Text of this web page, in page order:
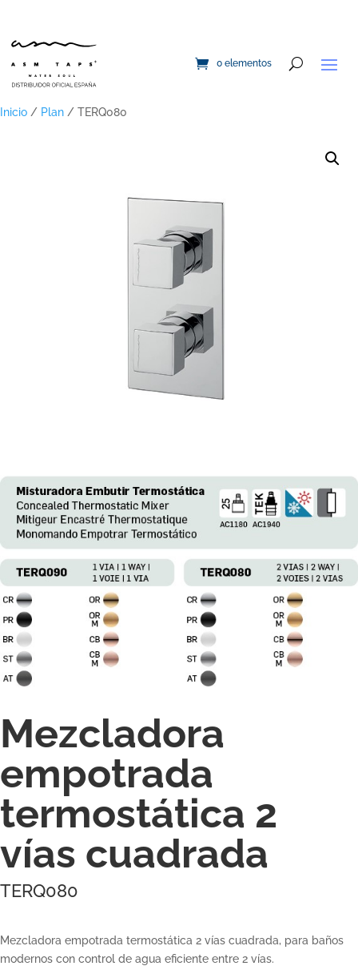
0 elementos
Inicio / Plan / TERQ080
Mezcladora
empotrada
termostática 2
vías cuadrada
TERQ080
Mezcladora empotrada termostática 2 vías cuadrada, para baños
modernos con control de agua eficiente entre 2 vías.